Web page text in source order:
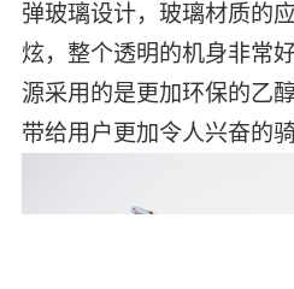
弹玻璃设计，玻璃材质的
炫，整个透明的机身非常
源采用的是更加环保的乙
带给用户更加令人兴奋的骑